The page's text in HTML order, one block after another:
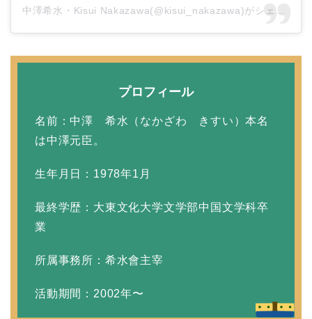
中澤希水・Kisui Nakazawa(@kisui_nakazawa)がシェアした投稿
プロフィール
名前：中澤 希水（なかざわ きすい）本名
は中澤元臣。
生年月日：1978年1月
最終学歴：大東文化大学文学部中国文学科卒
業
所属事務所：希水會主宰
活動期間：2002年〜